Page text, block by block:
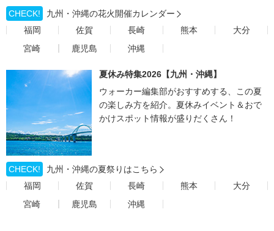
CHECK!
九州・沖縄の花火開催カレンダー
福岡
佐賀 長崎 熊本
大分
宮崎
鹿児島 沖縄
夏休み特集2026【九州・沖縄】
ウォーカー編集部がおすすめする、この夏
の楽しみ方を紹介。夏休みイベント＆おで
かけスポット情報が盛りだくさん！
CHECK!
九州・沖縄の夏祭りはこちら
福岡
佐賀 長崎 熊本
大分
宮崎
鹿児島 沖縄